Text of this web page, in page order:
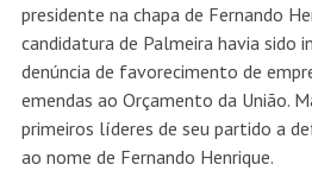
presidente na chapa de Fernando
candidatura de Palmeira havia sido
denúncia de favorecimento de
emendas ao Orçamento da União.
primeiros líderes de seu partido a
ao nome de Fernando Henrique.